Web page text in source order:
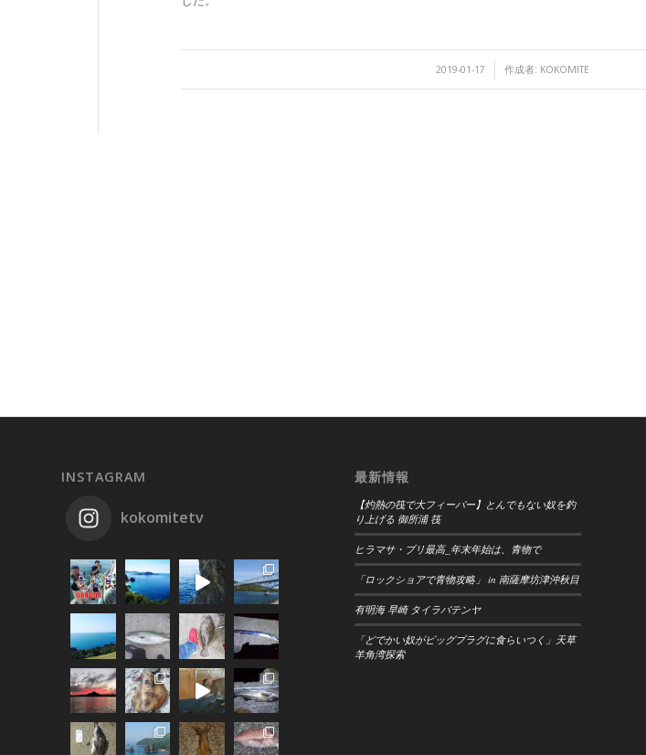
2019-01-17
/ 作成者: KOKOMITE
INSTAGRAM
kokomitetv
最新情報
【灼熱の筏で大フィーバー】とんでもない奴を釣
り上げる 御所浦 筏
ヒラマサ・ブリ最高_年末年始は、青物で
「ロックショアで青物攻略」 in 南薩摩坊津沖秋目
有明海 早崎 タイラバテンヤ
「どでかい奴がビッグプラグに食らいつく」天草
羊角湾探索